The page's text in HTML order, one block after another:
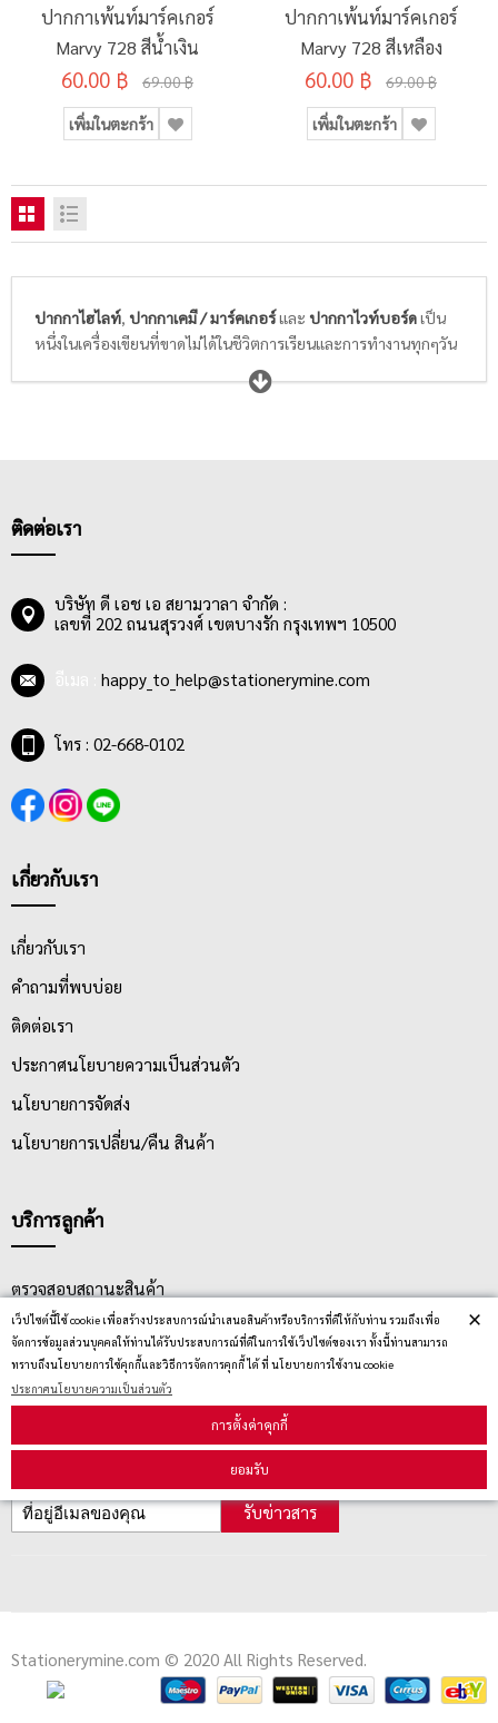
เว็ปไซต์นี้ใช้ cookie เพื่อสร้างประสบการณ์นำเสนอสินค้าหรือบริการที่ดีให้กับท่าน รวมถึงเพื่อ
จัดการข้อมูลส่วนบุคคลให้ท่านได้รับประสบการณ์ที่ดีในการใช้เว็ปไซต์ของเรา ทั้งนี้ท่านสามารถ
ทราบถึงนโยบายการใช้คุกกี้และวิธีการจัดการคุกกี้ ได้ ที่ นโยบายการใช้งาน cookie
ประกาศนโยบายความเป็นส่วนตัว
การตั้งค่าคุกกี้
ยอมรับ
×
ปากกาเพ้นท์มาร์คเกอร์
Marvy 728 สีน้ำเงิน
60.00 ฿ 69.00 ฿
เพิ่มในตะกร้า
ปากกาเพ้นท์มาร์คเกอร์
Marvy 728 สีเหลือง
60.00 ฿ 69.00 ฿
เพิ่มในตะกร้า
ปากกาไฮไลท์, ปากกาเคมี / มาร์คเกอร์และ ปากกาไวท์บอร์ดเป็น
หนึ่งในเครื่องเขียนที่ขาดไม่ได้ในชีวิตการเรียนและการทำงานทุกๆวัน
ของเรา ปากกาไฮไลท์หรือปากกาเน้นข้อความช่วยให้การจดบันทึก
ใจความสำคัญต่างๆของนักเรียนนักศึกษามองเห็นได้ชัด จดจำง่ายด้วย
ที่ปากกาไวท์บอร์ดเป็นปากกาที่ใช้เขียนบนกระดานไวท์บอร์ดสีขาว
ติดต่อเรา
บริษัท ดี เอช เอ สยามวาลา จำกัด :
เลขที่ 202 ถนนสุรวงศ์ เขตบางรัก กรุงเทพฯ 10500
happy_to_help@stationerymine.com
โทร : 02-668-0102
เกี่ยวกับเรา
เกี่ยวกับเรา
คำถามที่พบบ่อย
ติดต่อเรา
ประกาศนโยบายความเป็นส่วนตัว
นโยบายการจัดส่ง
นโยบายการเปลี่ยน/คืน สินค้า
บริการลูกค้า
ตรวจสอบสถานะสินค้า
คู่มือนักช้อป
วิธีลบคุกกี้
สมัครรับข่าวสาร
รับข่าวสาร
Stationerymine.com © 2020 All Rights Reserved.